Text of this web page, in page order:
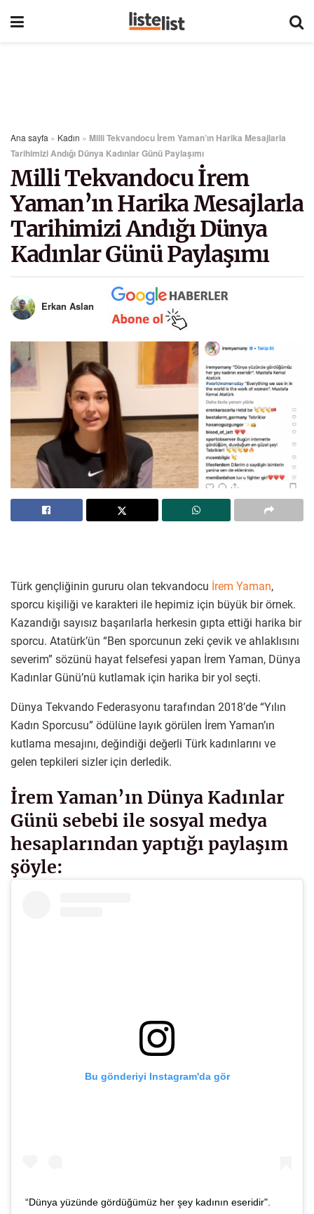
Ana sayfa » Kadın » Milli Tekvandocu İrem Yaman’ın Harika Mesajlarla
Tarihimizi Andığı Dünya Kadınlar Günü Paylaşımı
Milli Tekvandocu İrem
Yaman’ın Harika Mesajlarla
Tarihimizi Andığı Dünya
Kadınlar Günü Paylaşımı
Erkan Aslan
Türk gençliğinin gururu olan tekvandocu İrem Yaman,
sporcu kişiliği ve karakteri ile hepimiz için büyük bir örnek.
Kazandığı sayısız başarılarla herkesin gıpta ettiği harika bir
sporcu. Atatürk’ün “Ben sporcunun zeki çevik ve ahlaklısını
severim” sözünü hayat felsefesi yapan İrem Yaman, Dünya
Kadınlar Günü’nü kutlamak için harika bir yol seçti.
Dünya Tekvando Federasyonu tarafından 2018’de “Yılın
Kadın Sporcusu” ödülüne layık görülen İrem Yaman’ın
kutlama mesajını, değindiği değerli Türk kadınlarını ve
gelen tepkileri sizler için derledik.
İrem Yaman’ın Dünya Kadınlar
Günü sebebi ile sosyal medya
hesaplarından yaptığı paylaşım
şöyle:
Bu gönderiyi Instagram'da gör
“Dünya yüzünde gördüğümüz her şey kadının eseridir".